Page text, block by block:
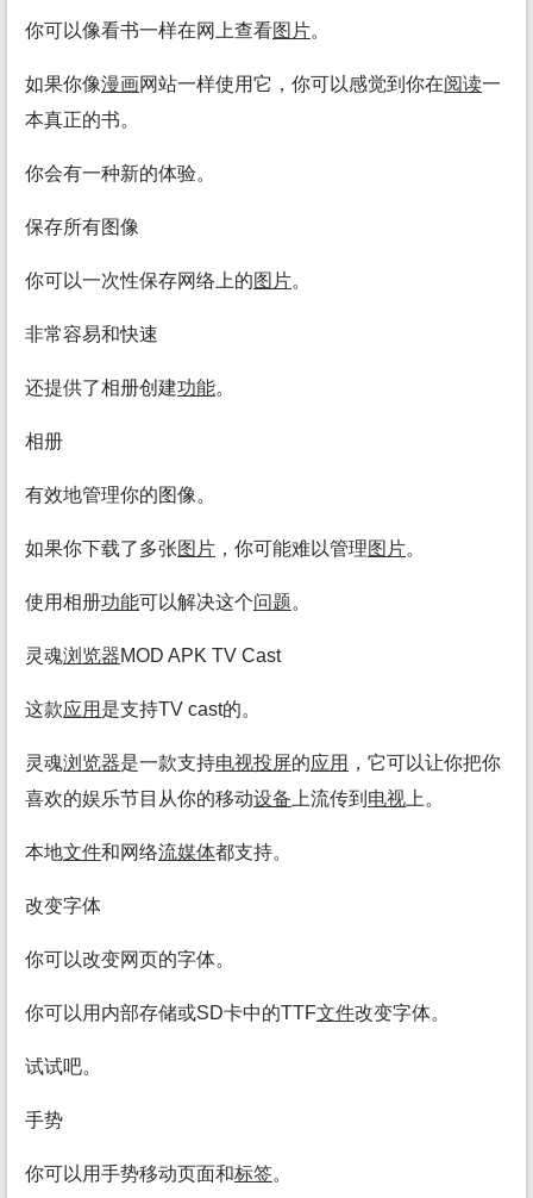
你可以像看书一样在网上查看图片。
如果你像漫画网站一样使用它，你可以感觉到你在阅读一
本真正的书。
你会有一种新的体验。
保存所有图像
你可以一次性保存网络上的图片。
非常容易和快速
还提供了相册创建功能。
相册
有效地管理你的图像。
如果你下载了多张图片 ，你可能难以管理图片。
使用相册功能可以解决这个问题。
灵魂浏览器MOD APK TV Cast
这款应用 是支持TV cast的。
灵魂浏览器是一款支持电视投屏的应用 ，它可以让你把你
喜欢的娱乐节目从你的移动设备 上流传到 电视 上。
本地文件和网络流媒体都支持。
改变字体
你可以改变网页的字体。
你可以用内部存储或SD卡中的TTF文件改变字体。
试试吧。
手势
你可以用手势移动页面和标签。